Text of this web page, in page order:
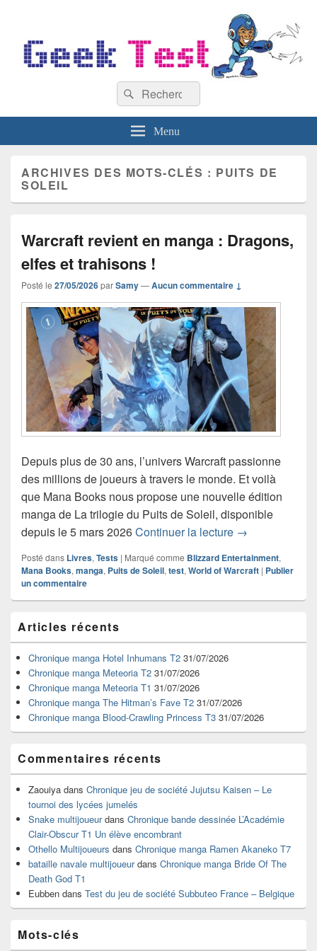
Recherche :
Rechercher
Menu
ARCHIVES DES MOTS-CLÉS : PUITS DE
SOLEIL
Warcraft revient en manga : Dragons,
elfes et trahisons !
Posté le 27/05/2026parSamy—Aucun commentaire ↓
Depuis plus de 30 ans, l’univers Warcraft passionne
des millions de joueurs à travers le monde. Et voilà
que Mana Books nous propose une nouvelle édition
manga de La trilogie du Puits de Soleil, disponible
depuis le 5 mars 2026Continuer la lecture Warcraft
→
Posté dans Livres, Tests | Marqué comme Blizzard Entertainment,
Mana Books, manga, Puits de Soleil, test, World of Warcraft | Publier
un commentaire
principale
de
widget
pour
barre
latérale
Articles récents
Chronique manga Hotel Inhumans T2 31/07/2026
Chronique manga Meteoria T2 31/07/2026
Chronique manga Meteoria T1 31/07/2026
Chronique manga The Hitman’s Fave T2 31/07/2026
Chronique manga Blood-Crawling Princess T3 31/07/2026
Commentaires récents
Zaouiya dans Chronique jeu de société Jujutsu Kaisen – Le
tournoi des lycées jumelés
Snake multijoueurdans Chronique bande dessinée L’Académie
Clair-Obscur T1 Un élève encombrant
Othello Multijoueurs dans Chronique manga Ramen Akaneko T7
bataille navale multijoueurdans Chronique manga Bride Of The
Death God T1
Eubben dans Test du jeu de société Subbuteo France – Belgique
Mots-clés